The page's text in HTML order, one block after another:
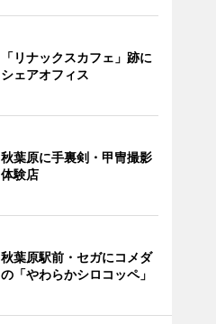
「リナックスカフェ」跡に
シェアオフィス
秋葉原に手裏剣・甲冑撮影
体験店
秋葉原駅前・セガにコメダ
の「やわらかシロコッペ」